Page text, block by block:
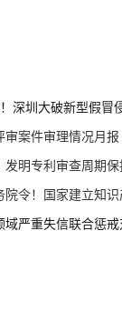
深圳大破新型假冒
审案件审理情况月报
发明专利审查周期
院令！国家建立知
严重失信联合惩